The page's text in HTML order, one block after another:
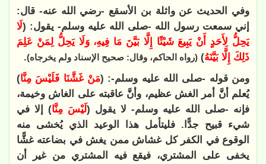
وفي الحديث عن واثلة بن الأسقع -رضي الله عنه- قال:
إني سمعت رسول الله -صلى الله عليه وسلم- يقول: (لَا
يَحِلُّ لِأَحَدٍ أَنْ يَبِيعَ شَيْئًا إِلَّا بَيَّنَ مَا فِيهِ، وَلَا يَحِلُّ لِمَنْ عَلِمَ
ذَلِكَ إِلَّا بَيَّنَهُ) (رواه الحاكم، وقال: صحيح الإسناد ولم يخرجاه).
ومن قوله -صلى الله عليه وسلم-: (مَنْ غَشَّنَا فَلَيْسَ مِنَّا)
يُعلم أنَّ أمر الغش عظيم، وأنَّ عاقبته على الغاش وخيمة،
فإنه -صلى الله عليه وسلم- لا يقول (لَيْسَ مِنَّا) إلا في
شيء قبيح جدًّا. فليتأمل هذا الوعيد الذي يُخشى منه
الوقوع في الكفر كل غشاش ممن يغش في بضاعته غشًّا
يخفى على المشتري، فيقع فيه المشتري من غير أن